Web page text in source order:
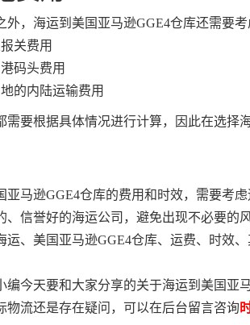
外，海运到美国亚马逊GGE4仓库还需要考
关费用
码头费用
的内陆运输费用
需要根据具体情况进行计算，因此在选择
亚马逊GGE4仓库的费用和时效，需要考
、信誉好的海运公司，避免出现不必要的
运、美国亚马逊GGE4仓库、运费、时效
编今天要和大家分享的关于海运到美国亚
物流还是存在疑问，可以在后台留言咨询